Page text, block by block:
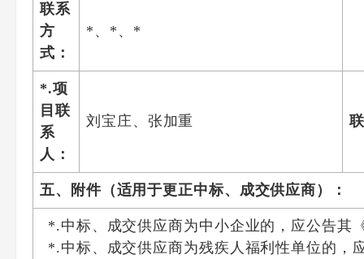
联系
方
式：
*、*、*
*.项
目联
系
人：
刘宝庄、张加重
五、附件（适用于更正中标、成交供应商）：
*.中标、成交供应商为中小企业的，应公告其
*.中标、成交供应商为残疾人福利性单位的，